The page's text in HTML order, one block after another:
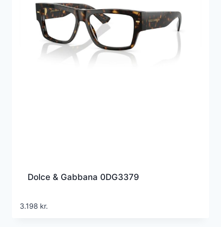
Dolce & Gabbana 0DG3379
3.198 kr.